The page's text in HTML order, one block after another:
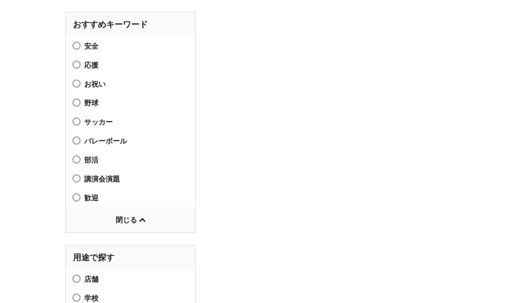
おすすめキーワード
安全
応援
お祝い
野球
サッカー
バレーボール
部活
講演会演題
歓迎
閉じる
用途で探す
店舗
学校